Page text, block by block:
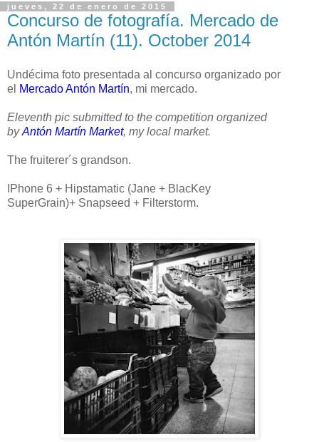
jueves, 22 de enero de 2015
Concurso de fotografía. Mercado de
Antón Martín (11). October 2014
Undécima foto presentada al concurso organizado por
el Mercado Antón Martín, mi mercado.
Eleventh pic submitted to the competition organized
byAntón Martín Market, my local market.
The fruiterer´s grandson.
IPhone 6 + Hipstamatic (Jane + BlacKey
SuperGrain)+ Snapseed + Filterstorm.